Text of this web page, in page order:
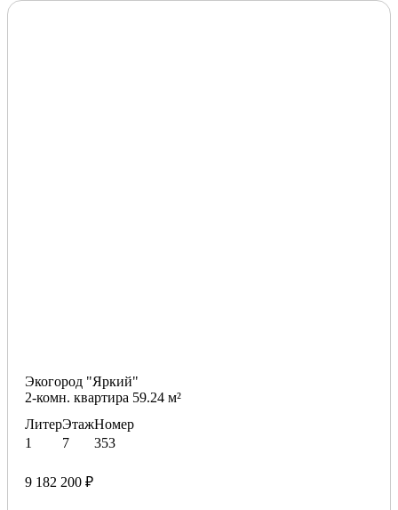
Экогород "Яркий"
2-комн. квартира 59.24 м²
Литер
1
Этаж
7
Номер
353
9 182 200 ₽